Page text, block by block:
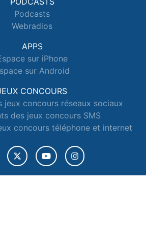
Podcasts
Webradios
APPS
sur iPhone
sur Android
CONCOURS
jeux concours réseaux sociaux
des jeux concours SMS
concours téléphone et internet